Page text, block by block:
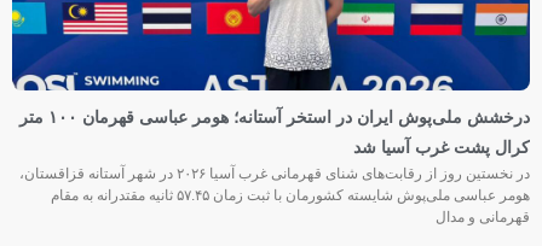
درخشش ملی‌پوش ایران در استخر آستانه؛ هومر عباسی قهرمان ۱۰۰ متر
کرال پشت غرب آسیا شد
در نخستین روز از رقابت‌های شنای قهرمانی غرب آسیا ۲۰۲۶ در شهر آستانه قزاقستان،
هومر عباسی ملی‌پوش شایسته کشورمان با ثبت زمان ۵۷.۴۵ ثانیه مقتدرانه به مقام
قهرمانی و مدال